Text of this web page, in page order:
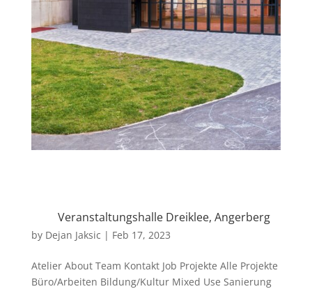
Veranstaltungshalle Dreiklee, Angerberg
by Dejan Jaksic | Feb 17, 2023
Atelier About Team Kontakt Job Projekte Alle Projekte
Büro/Arbeiten Bildung/Kultur Mixed Use Sanierung